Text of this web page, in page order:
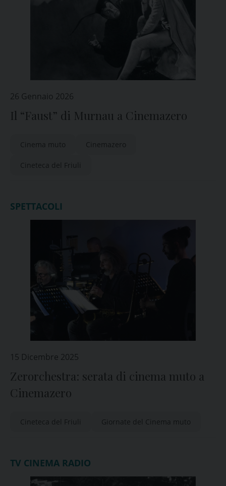
26 Gennaio 2026
Il “Faust” di Murnau a Cinemazero
Cinema muto Cinemazero
Cineteca del Friuli
SPETTACOLI
15 Dicembre 2025
Zerorchestra: serata di cinema muto a
Cinemazero
Cineteca del Friuli Giornate del Cinema muto
TV CINEMA RADIO